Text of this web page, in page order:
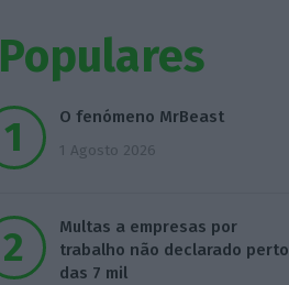
Populares
O fenómeno MrBeast
1 Agosto 2026
Multas a empresas por
trabalho não declarado perto
das 7 mil